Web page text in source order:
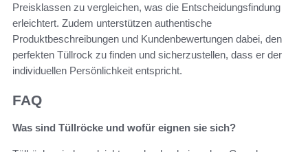
Preisklassen zu vergleichen, was die Entscheidungsfindung
erleichtert. Zudem unterstützen authentische
Produktbeschreibungen und Kundenbewertungen dabei, den
perfekten Tüllrock zu finden und sicherzustellen, dass er der
individuellen Persönlichkeit entspricht.
FAQ
Was sind Tüllröcke und wofür eignen sie sich?